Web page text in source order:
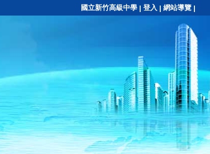
國立新竹高級中學 | 登入 | 網站導覽 |